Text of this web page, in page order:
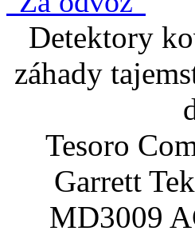
Detektory
záhady
Tesoro
Garrett
MD3009